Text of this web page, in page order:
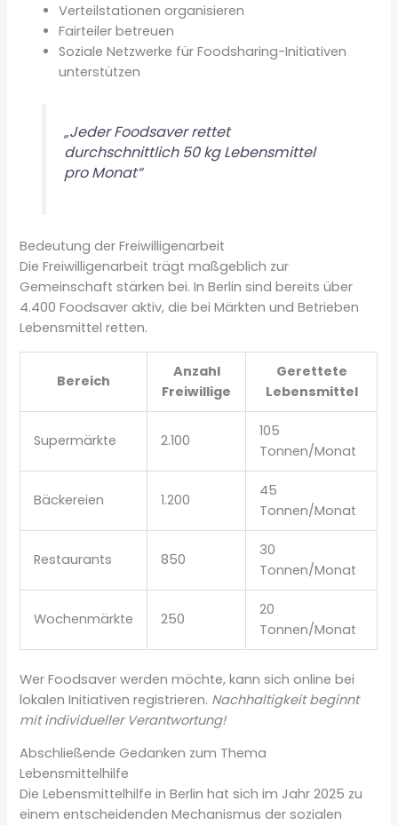
Verteilstationen organisieren
Fairteiler betreuen
Soziale Netzwerke für Foodsharing-Initiativen
unterstützen
„Jeder Foodsaver rettet
durchschnittlich 50 kg Lebensmittel
pro Monat“
Bedeutung der Freiwilligenarbeit
Die Freiwilligenarbeit trägt maßgeblich zur
Gemeinschaft stärken bei. In Berlin sind bereits über
4.400 Foodsaver aktiv, die bei Märkten und Betrieben
Lebensmittel retten.
Bereich
Anzahl
Freiwillige
Gerettete
Lebensmittel
Supermärkte 2.100
105
Tonnen/Monat
Bäckereien 1.200
45
Tonnen/Monat
Restaurants 850
30
Tonnen/Monat
Wochenmärkte 250
20
Tonnen/Monat
Wer Foodsaver werden möchte, kann sich online bei
lokalen Initiativen registrieren. Nachhaltigkeit beginnt
mit individueller Verantwortung!
Abschließende Gedanken zum Thema
Lebensmittelhilfe
Die Lebensmittelhilfe in Berlin hat sich im Jahr 2025 zu
einem entscheidenden Mechanismus der sozialen